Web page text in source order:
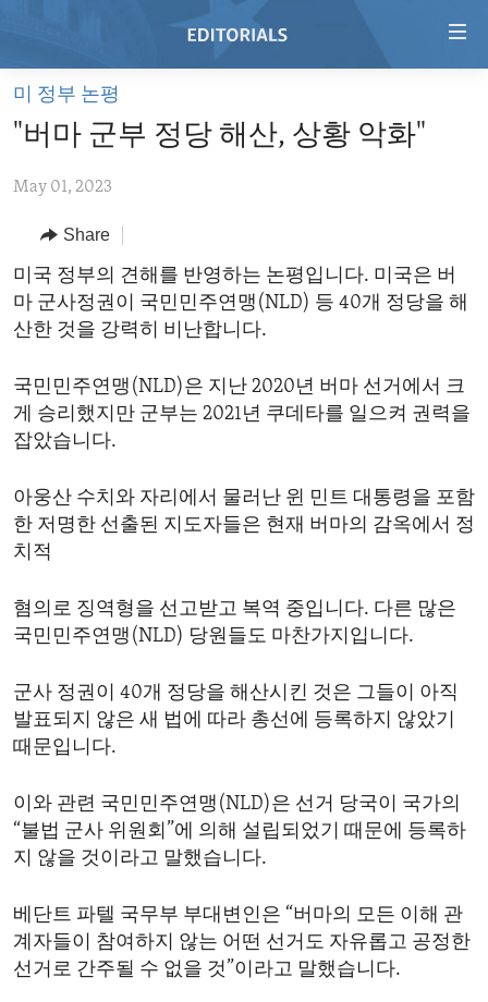
Skip
main
Skip
Navigation
Skip
to
HOME
VIDEO
RADIO
REGIONS
AFRICA
AMERICAS
EUROPE
MIDDLE EAST
TOPICS
HUMAN RIGHTS
AID AND DEVELOPMENT
DEMOCRACY AND GOVERNANCE
ENVIRONMENT AND HEALTH
IDEALS AND INSTITUTIONS
ARCHIVE
FOLLOW US
미 정부 논평
"버마 군부 정당 해산, 상황 악화"
May 01, 2023
Share
미국 정부의 견해를 반영하는 논평입니다. 미국은 버
마 군사정권이 국민민주연맹(NLD) 등 40개 정당을 해
산한 것을 강력히 비난합니다.
국민민주연맹(NLD)은 지난 2020년 버마 선거에서 크
게 승리했지만 군부는 2021년 쿠데타를 일으켜 권력을
잡았습니다.
아웅산 수치와 자리에서 물러난 윈 민트 대통령을 포함
한 저명한 선출된 지도자들은 현재 버마의 감옥에서 정
치적
혐의로 징역형을 선고받고 복역 중입니다. 다른 많은
국민민주연맹(NLD) 당원들도 마찬가지입니다.
군사 정권이 40개 정당을 해산시킨 것은 그들이 아직
발표되지 않은 새 법에 따라 총선에 등록하지 않았기
때문입니다.
이와 관련 국민민주연맹(NLD)은 선거 당국이 국가의
“불법 군사 위원회”에 의해 설립되었기 때문에 등록하
지 않을 것이라고 말했습니다.
베단트 파텔 국무부 부대변인은 “버마의 모든 이해 관
계자들이 참여하지 않는 어떤 선거도 자유롭고 공정한
선거로 간주될 수 없을 것”이라고 말했습니다.